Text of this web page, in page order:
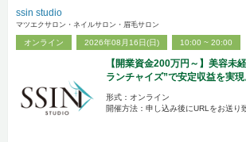
ssin studio
マツエクサロン・ネイルサロン・眉毛サロン
オンライン 2026年08月16日(日) 10:00 ~ 20:00
【開業資金200万円～】美容未
ランチャイズ”で安定収益を実現
形式：オンライン
開催方法：申し込み後にURLをお送り